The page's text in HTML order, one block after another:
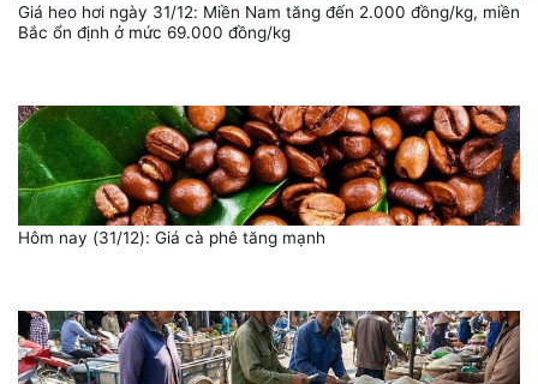
Giá heo hơi ngày 31/12: Miền Nam tăng đến 2.000 đồng/kg, miền
Bắc ổn định ở mức 69.000 đồng/kg
Hôm nay (31/12): Giá cà phê tăng mạnh